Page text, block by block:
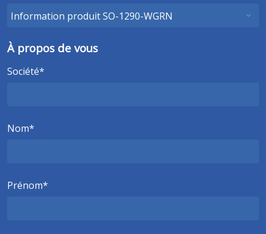
À propos de vous
Société
Nom
Prénom